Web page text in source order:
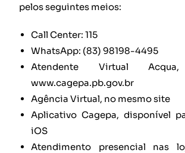
pelos seguintes meios:
Call Center: 115
WhatsApp: (83) 98198-4495
Atendente Virtual
www.cagepa.pb.gov.br
Agência Virtual, no mesmo site
Aplicativo Cagepa, disponível
iOS
Atendimento presencial nas